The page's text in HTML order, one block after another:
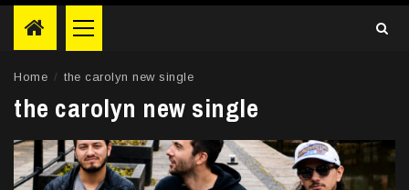
Primary
Menu
Home the carolyn new single
the carolyn new single